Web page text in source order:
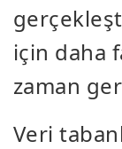
için daha
zaman
Veri